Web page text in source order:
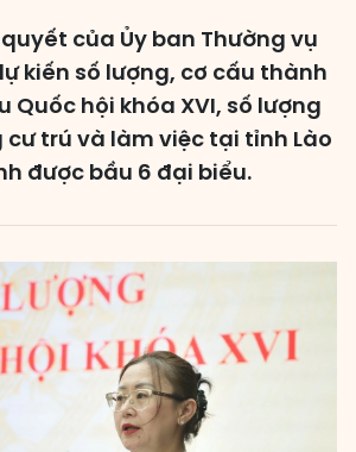
phố
của Ủy ban Thường vụ
kiến số lượng, cơ cấu thành
Quốc hội khóa XVI, số lượng
trú và làm việc tại tỉnh Lào
được bầu 6 đại biểu.